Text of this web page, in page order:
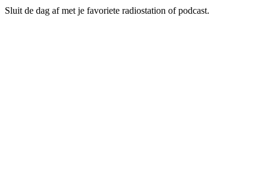
Sluit de dag af met je favoriete radiostation of podcast.